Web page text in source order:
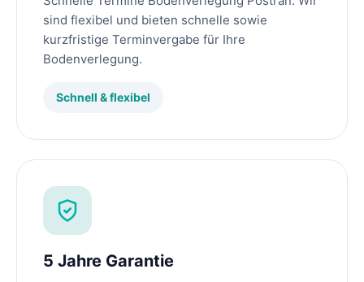
sind flexibel und bieten schnelle sowie
kurzfristige Terminvergabe für Ihre
Bodenverlegung.
Schnell & flexibel
5 Jahre Garantie